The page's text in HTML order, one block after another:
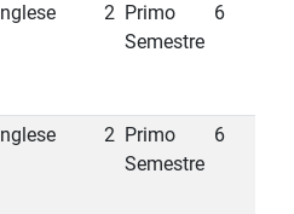
Inglese 2 Primo
Semestre
6
Inglese 2 Primo
Semestre
6